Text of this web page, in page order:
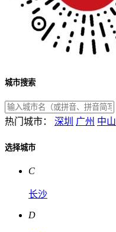
城市搜索
热门城市： 深圳 广州 中山
选择城市
C
长沙
D